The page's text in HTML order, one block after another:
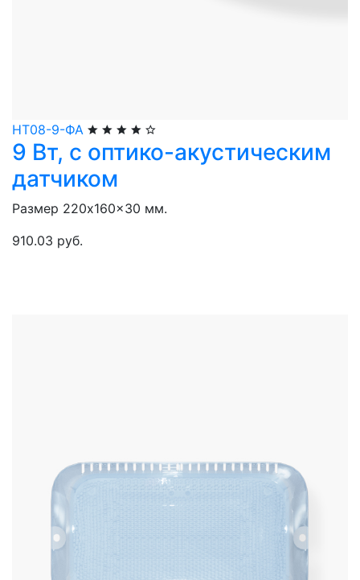
НТ08-9-ФА
9 Вт, с оптико-акустическим
датчиком
Размер 220x160x30 мм.
910.03 руб.